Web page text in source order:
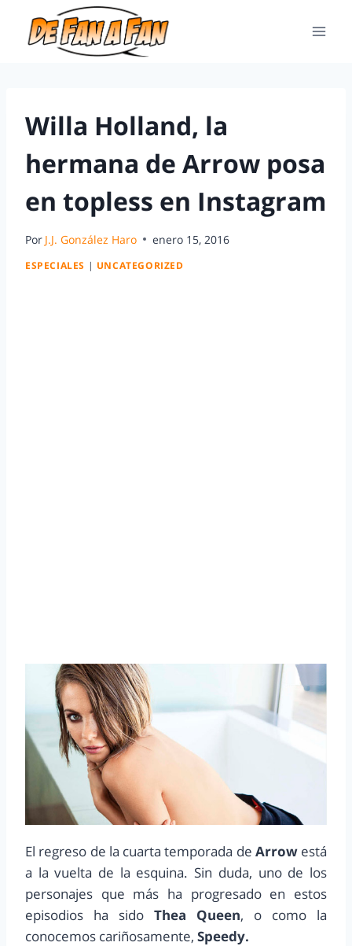
Willa Holland, la
hermana de Arrow posa
en topless en Instagram
Por J.J. González Haro enero 15, 2016
ESPECIALES | UNCATEGORIZED
El regreso de la cuarta temporada de Arrowestá
a la vuelta de la esquina. Sin duda, uno de los
personajes que más ha progresado en estos
episodios ha sido Thea Queen, o como la
conocemos cariñosamente, Speedy.